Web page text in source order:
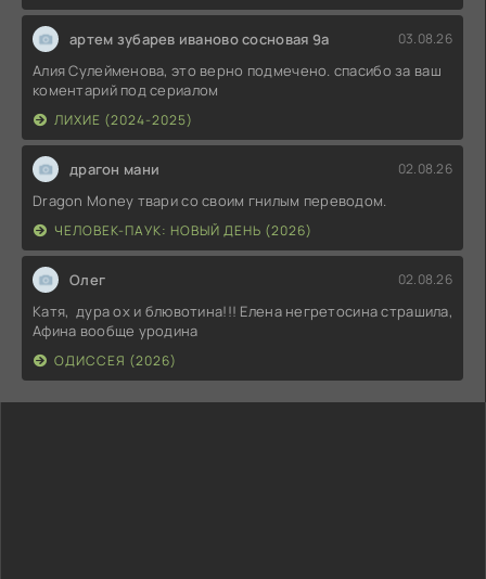
артем зубарев иваново сосновая 9а 03.08.26
Алия Сулейменова, это верно подмечено. спасибо за ваш
коментарий под сериалом
ЛИХИЕ (2024-2025)
драгон мани 02.08.26
Dragon Money твари со своим гнилым переводом.
ЧЕЛОВЕК-ПАУК: НОВЫЙ ДЕНЬ (2026)
Олег 02.08.26
Катя, дура ох и блювотина!!! Елена негретосина страшила,
Афина вообще уродина
ОДИССЕЯ (2026)